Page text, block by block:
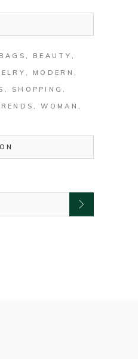
BAGS
BEAUTY
MODERN
SHOPPING
WOMAN